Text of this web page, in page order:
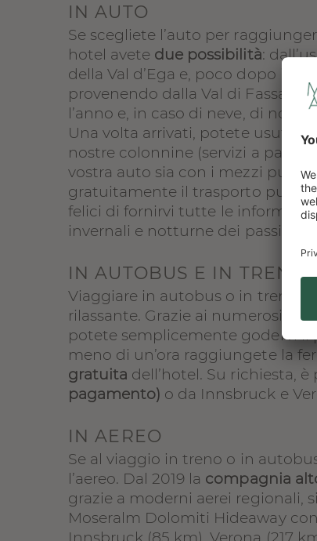
IN AUTO
Se scegliete l’auto per
hotel avete due possibilità:
della Val d’Ega e, poco dopo il
provenendo dalla Val di Fassa
l’anno e, in caso di neve, di
Una volta arrivati, potete
nostre colonnine (servizi a
vostra auto sia con i mezzi
gratuitamente il trasporto
felici di fornirvi tutte le
invernali e notturne dei passi.
IN AUTOBUS E IN TRENO
Viaggiare in autobus o in treno
rilassante. Grazie ai numerosi
potete semplicemente godervi il
meno di un’ora raggiungete la
gratuita dell’hotel. Su richiesta,
pagamento) o da Innsbruck e
IN AEREO
Se al viaggio in treno o in
l’aereo. Dal 2019 la compagnia
grazie a moderni aerei regionali,
Moseralm Dolomiti Hideaway